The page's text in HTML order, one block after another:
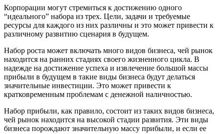
Корпорации могут стремиться к достижению одного
“идеального” набора из трех. Цели, задачи и требуемые
ресурсы для каждого из них различны и это может привести к
различному развитию сценария в будущем.
Набор роста может включать много видов бизнеса, чей рынок
находится на ранних стадиях своего жизненного цикла. В
надежде на достижение успеха и извлечение большой массы
прибыли в будущем в такие виды бизнеса будут делаться
значительные инвестиции. Это может привести к
кратковременным проблемам с денежной наличностью.
Набор прибыли, как правило, состоит из таких видов бизнеса,
чей рынок находится на высокой стадии развития. Эти виды
бизнеса порождают значительную массу прибыли, и если ее